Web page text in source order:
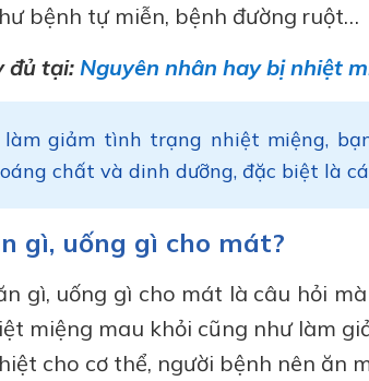
bệnh tự miễn, bệnh đường ruột…
đủ tại: Nguyên nhân hay bị nhiệt
làm giảm tình trạng nhiệt miệng,
chất và dinh dưỡng, đặc biệt là
gì, uống gì cho mát?
gì, uống gì cho mát là câu hỏi
miệng mau khỏi cũng như làm
cho cơ thể, người bệnh nên ăn